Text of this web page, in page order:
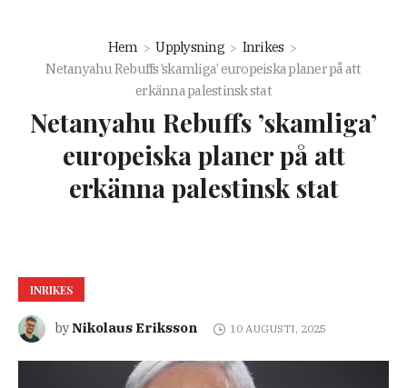
Hem Upplysning
Inrikes
Netanyahu Rebuffs ’skamliga’ europeiska planer på att
erkänna palestinsk stat
Netanyahu Rebuffs ’skamliga’
europeiska planer på att
erkänna palestinsk stat
INRIKES
byNikolaus Eriksson 10 AUGUSTI, 2025